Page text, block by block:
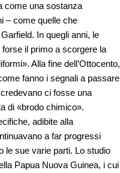
come una sostanza
– come quelle che
In quegli anni, le
il primo a scorgere la
Alla fine dell’Ottocento,
fanno i segnali a passare
ci fosse una
di «brodo chimico».
adibite alla
a far progressi
le sue varie parti. Lo studio
Papua Nuova Guinea, i cui